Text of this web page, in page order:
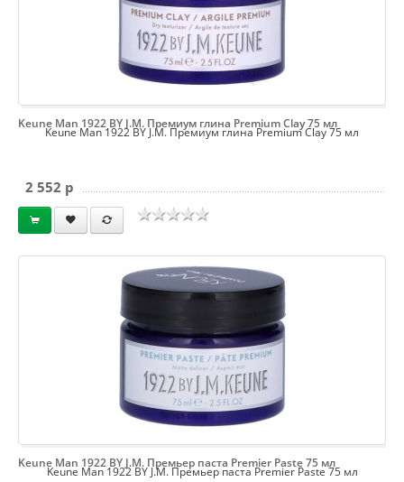
Keune Man 1922 BY J.M. Премиум глина Premium Clay 75 мл
Keune Man 1922 BY J.M. Премиум глина Premium Clay 75 мл
2 552 p
Keune Man 1922 BY J.M. Премьер паста Premier Paste 75 мл
Keune Man 1922 BY J.M. Премьер паста Premier Paste 75 мл